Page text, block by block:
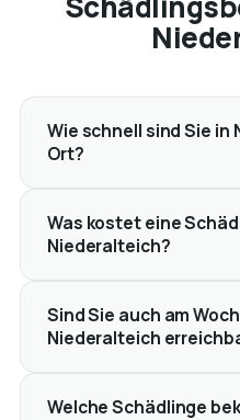
Wie schnell sind Sie in
Ort?
Was kostet eine
Niederalteich?
Sind Sie auch am
Niederalteich
Welche Schädlinge